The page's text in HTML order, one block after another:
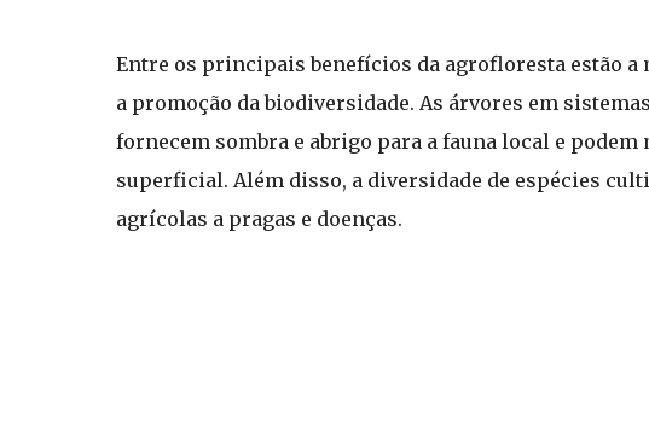
Entre os principais benefícios da agrofloresta estão a
a promoção da biodiversidade. As árvores em
fornecem sombra e abrigo para a fauna local e
superficial. Além disso, a diversidade de espécies
agrícolas a pragas e doenças.